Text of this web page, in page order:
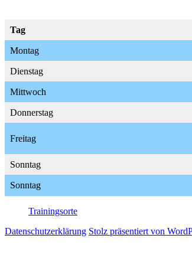
Tag
Montag
Dienstag
Mittwoch
Donnerstag
Freitag
Sonntag
Sonntag
Trainingsorte
Datenschutzerklärung Stolz präsentiert von